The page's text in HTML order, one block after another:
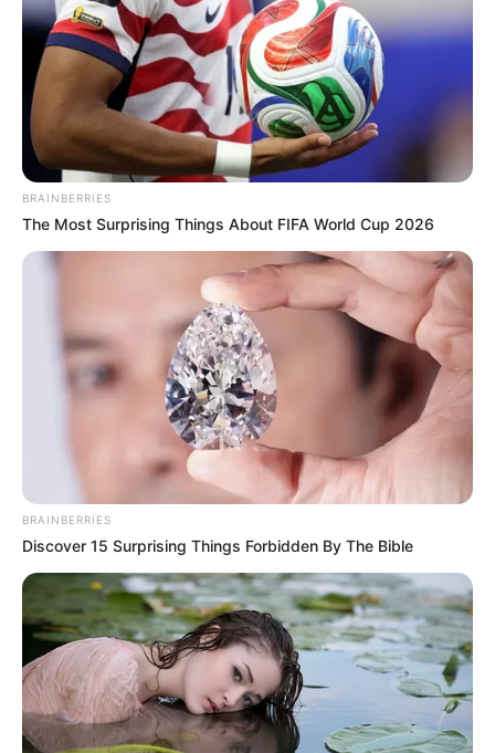
(foto: instagram/anggikabolsterli)
6. Wajah blusterannya diturunkan oleh sang ayah,
Pieter Bolsterly, yang berasal dari Swiss
BRAINBERRIES
The Most Surprising Things About FIFA World Cup 2026
BRAINBERRIES
Discover 15 Surprising Things Forbidden By The Bible